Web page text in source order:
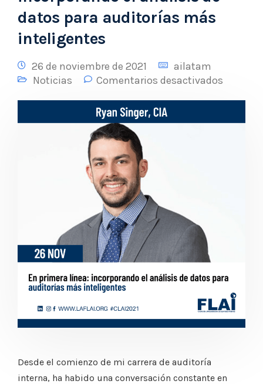
datos para auditorías más
inteligentes
26 de noviembre de 2021
ailatam
Noticias
Comentarios desactivados
Desde el comienzo de mi carrera de auditoría
interna, ha habido una conversación constante en